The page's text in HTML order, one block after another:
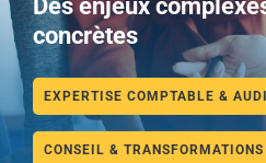
Des enjeux
concrètes
EXPERTISE COMPTABLE &
CONSEIL & TRANSFORMATIONS